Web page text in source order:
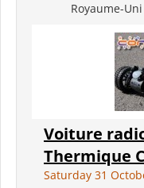
Royaume-Uni
Voiture
Thermique
Saturday 31